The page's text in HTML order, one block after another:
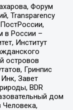
Форум
Transparеncy
в России –
Институт
островов
Гринпис
Завет
BDR
дом